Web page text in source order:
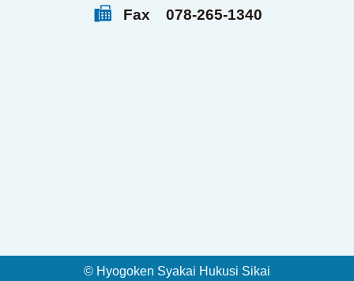
Fax
078-265-1340
© Hyogoken Syakai Hukusi Sikai